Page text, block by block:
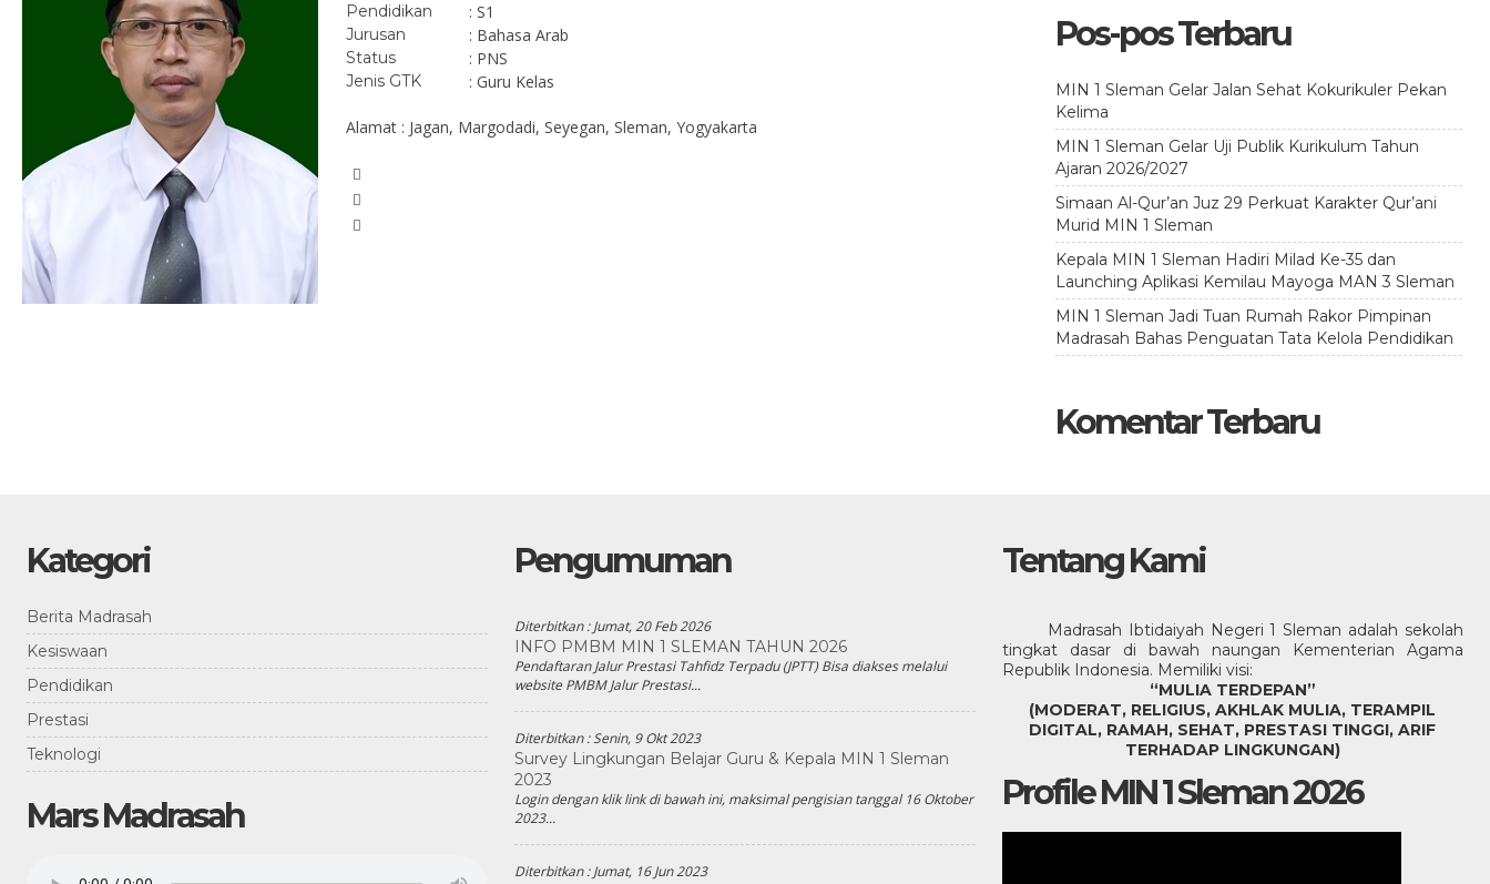
Pendidikan : S1
Jurusan : Bahasa Arab
Status : PNS
Jenis GTK : Guru Kelas
Alamat : Jagan, Margodadi, Seyegan, Sleman, Yogyakarta
Pos-pos Terbaru
MIN 1 Sleman Gelar Jalan Sehat Kokurikuler Pekan
Kelima
MIN 1 Sleman Gelar Uji Publik Kurikulum Tahun
Ajaran 2026/2027
Simaan Al-Qur’an Juz 29 Perkuat Karakter Qur’ani
Murid MIN 1 Sleman
Kepala MIN 1 Sleman Hadiri Milad Ke-35 dan
Launching Aplikasi Kemilau Mayoga MAN 3 Sleman
MIN 1 Sleman Jadi Tuan Rumah Rakor Pimpinan
Madrasah Bahas Penguatan Tata Kelola Pendidikan
Komentar Terbaru
Kategori
Berita Madrasah
Kesiswaan
Pendidikan
Prestasi
Teknologi
Mars Madrasah
Pengumuman
Diterbitkan :Jumat, 20 Feb 2026
INFO PMBM MIN 1 SLEMAN TAHUN 2026
Pendaftaran Jalur Prestasi Tahfidz Terpadu (JPTT) Bisa diakses melalui
website PMBM Jalur Prestasi...
Diterbitkan :Senin, 9 Okt 2023
Survey Lingkungan Belajar Guru & Kepala MIN 1 Sleman
2023
Login dengan klik link di bawah ini, maksimal pengisian tanggal 16 Oktober
2023...
Diterbitkan :Jumat, 16 Jun 2023
Tentang Kami
Madrasah Ibtidaiyah Negeri 1 Sleman adalah sekolah
tingkat dasar di bawah naungan Kementerian Agama
Republik Indonesia. Memiliki visi:
“MULIA TERDEPAN”
(MODERAT, RELIGIUS, AKHLAK MULIA, TERAMPIL
DIGITAL, RAMAH, SEHAT, PRESTASI TINGGI, ARIF
TERHADAP LINGKUNGAN)
Profile MIN 1 Sleman 2026